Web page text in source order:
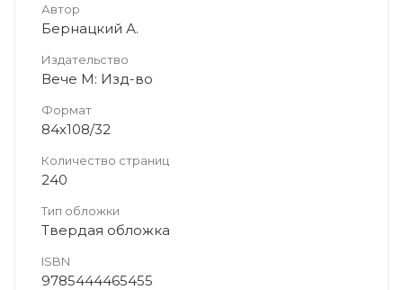
Автор
Бернацкий А.
Издательство
Вече М: Изд-во
Формат
84х108/32
Количество страниц
240
Тип обложки
Твердая обложка
ISBN
9785444465455